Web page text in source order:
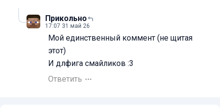
Прикольно
17:07 31 май 26
Мой единственный коммент (не щитая
этот)
И длфига смайликов :3
Ответить